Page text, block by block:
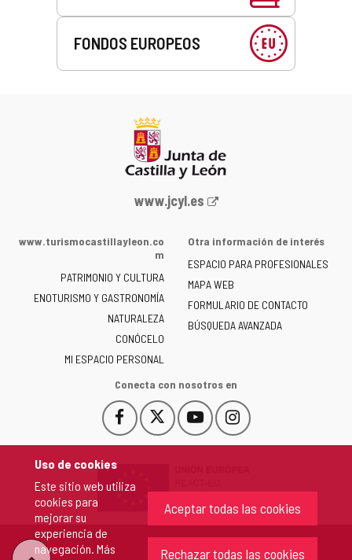
Uso de cookies
Este sitio web utiliza
cookies para
mejorar su
experiencia de
navegación. Más
Aceptar todas las cookies
Rechazar todas las cookies
FONDOS EUROPEOS
Portal
la
de
Castilla
y
León
-
www.jcyl.es
www.turismocastillayleon.co
m
PATRIMONIO Y CULTURA
ENOTURISMO Y GASTRONOMÍA
NATURALEZA
CONÓCELO
MI ESPACIO PERSONAL
Otra información de interés
ESPACIO PARA PROFESIONALES
MAPA WEB
FORMULARIO DE CONTACTO
BÚSQUEDA AVANZADA
Conecta con nosotros en
Facebook
Este
enlace
en
nueva.
Este
enlace
una
ventana
nueva.
YouTube
Este
enlace
una
ventana
nueva.
Instagram
Este
enlace
una
ventana
nueva.
"Volver